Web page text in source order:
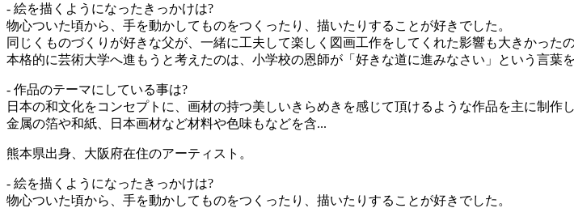
- 絵を描くようになったきっかけは?
物心ついた頃から、手を動かしてものをつくったり、描いたりすることが好きでした。
同じくものづくりが好きな父が、一緒に工夫して楽しく図画工作をしてくれた影響も大きかった
本格的に芸術大学へ進もうと考えたのは、小学校の恩師が「好きな道に進みなさい」という言葉
- 作品のテーマにしている事は?
日本の和文化をコンセプトに、画材の持つ美しいきらめきを感じて頂けるような作品を主に制作し
金属の箔や和紙、日本画材など材料や色味もなどを含...
熊本県出身、大阪府在住のアーティスト。
- 絵を描くようになったきっかけは?
物心ついた頃から、手を動かしてものをつくったり、描いたりすることが好きでした。